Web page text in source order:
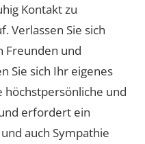
Kontakt zu
Verlassen Sie sich
Freunden und
Sie sich Ihr eigenes
höchstpersönliche und
erfordert ein
auch Sympathie